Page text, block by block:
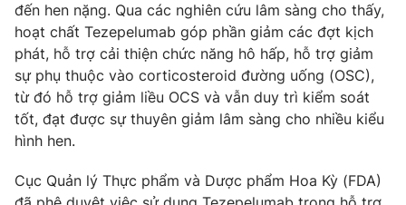
Tư vấn
Chuyên mục khác
Emagazine Podcast
Photo Infographic
Video Shorts video
đến hen nặng. Qua các nghiên cứu lâm sàng cho thấy,
hoạt chất Tezepelumab góp phần giảm các đợt kịch
phát, hỗ trợ cải thiện chức năng hô hấp, hỗ trợ giảm
sự phụ thuộc vào corticosteroid đường uống (OSC),
từ đó hỗ trợ giảm liều OCS và vẫn duy trì kiểm soát
tốt, đạt được sự thuyên giảm lâm sàng cho nhiều kiểu
hình hen.
Cục Quản lý Thực phẩm và Dược phẩm Hoa Kỳ (FDA)